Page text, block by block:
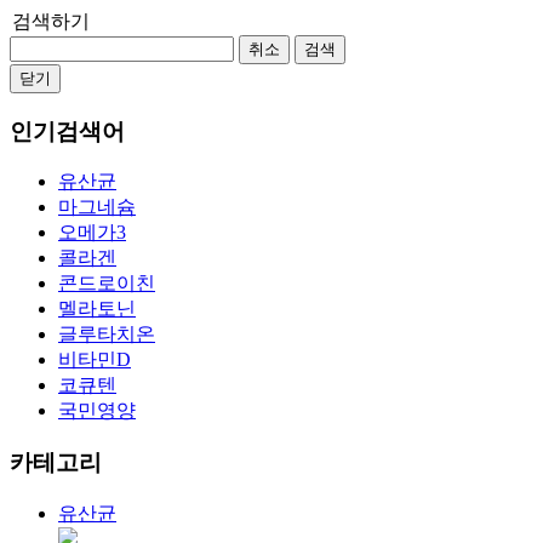
검색하기
취소
검색
닫기
인기검색어
유산균
마그네슘
오메가3
콜라겐
콘드로이친
멜라토닌
글루타치온
비타민D
코큐텐
국민영양
카테고리
유산균